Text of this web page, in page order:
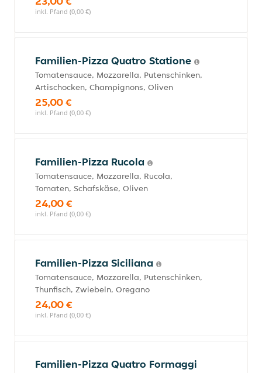
inkl. Pfand (0,00 €)
Familien-Pizza Quatro Statione
Tomatensauce, Mozzarella, Putenschinken,
Artischocken, Champignons, Oliven
25,00 €
inkl. Pfand (0,00 €)
Familien-Pizza Rucola
Tomatensauce, Mozzarella, Rucola,
Tomaten, Schafskäse, Oliven
24,00 €
inkl. Pfand (0,00 €)
Familien-Pizza Siciliana
Tomatensauce, Mozzarella, Putenschinken,
Thunfisch, Zwiebeln, Oregano
24,00 €
inkl. Pfand (0,00 €)
Familien-Pizza Quatro Formaggi